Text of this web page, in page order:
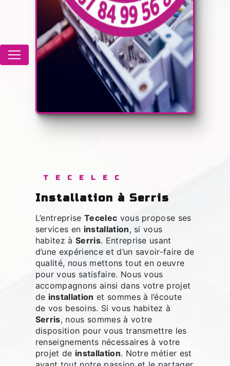
TECELEC
installation à Serris
L’entreprise Tecelec vous propose ses
services en installation, si vous
habitez àSerris. Entreprise usant
d’une expérience et d’un savoir-faire de
qualité, nous mettons tout en oeuvre
pour vous satisfaire. Nous vous
accompagnons ainsi dans votre projet
de installation et sommes à l’écoute
de vos besoins. Si vous habitez à
Serris, nous sommes à votre
disposition pour vous transmettre les
renseignements nécessaires à votre
projet de installation. Notre métier est